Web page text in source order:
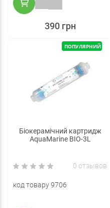
390 грн
ПОПУЛЯРНИЙ
Біокерамічний картридж
AquaMarine BIO-3L
0 отзывов
код товару 9706